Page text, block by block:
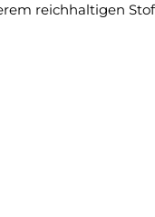
reichhaltigen